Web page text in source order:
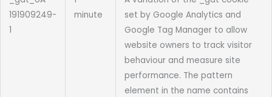
191909249-
1
minute
set by Google Analytics and
Google Tag Manager to allow
website owners to track visitor
behaviour and measure site
performance. The pattern
element in the name contains